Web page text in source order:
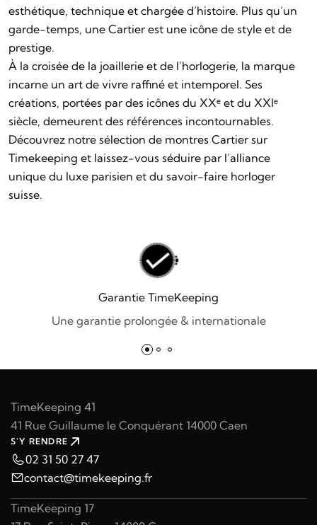
esthétique, technique et chargée d’histoire. Plus qu’un
garde-temps, une Cartier est une icône de style et de
prestige.
À la croisée de la joaillerie et de l’horlogerie, la marque
incarne un art de vivre raffiné et intemporel. Ses
créations, portées par des icônes du XXᵉ et du XXIᵉ
siècle, demeurent des références incontournables.
Découvrez notre sélection de montres Cartier sur
Timekeeping et laissez-vous séduire par l’alliance
unique du luxe parisien et du savoir-faire horloger
suisse.
Garantie TimeKeeping
Une garantie prolongée & internationale
TimeKeeping 41
41 Rue Guillaume le Conquérant 14000 Caen
S'Y RENDRE
02 31 50 27 47
contact@timekeeping.fr
TimeKeeping 17